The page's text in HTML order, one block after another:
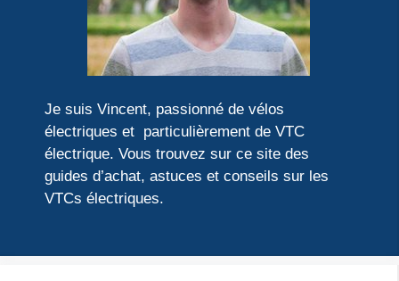
Je suis Vincent, passionné de vélos
électriques et particulièrement de VTC
électrique. Vous trouvez sur ce site des
guides d’achat, astuces et conseils sur les
VTCs électriques.